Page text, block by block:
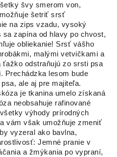
švy smerom von,
šetriť srsť
na zips vzadu, vysoký
sa zapína od hlavy po chvost,
obliekanie! Srsť vášho
malými vetvičkami a
ťažko odstraňujú zo srsti psa
Prechádzka lesom bude
ale aj pre majiteľa.
je tkanina umelo získaná
neobsahuje rafinované
výhody prírodných
vám však umožňuje zmeniť
vyzeral ako bavlna,
Jemné pranie v
a žmýkania po vypraní,